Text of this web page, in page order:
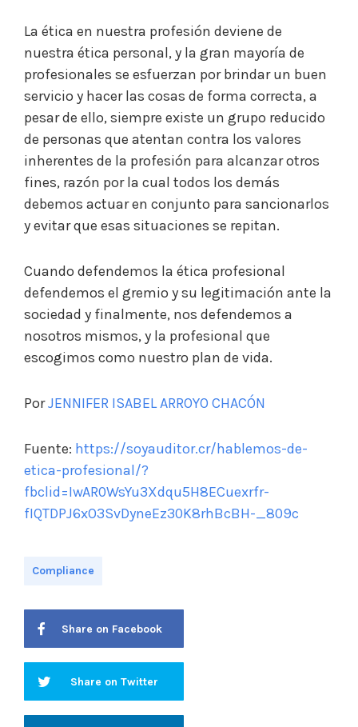
La ética en nuestra profesión deviene de
nuestra ética personal, y la gran mayoría de
profesionales se esfuerzan por brindar un buen
servicio y hacer las cosas de forma correcta, a
pesar de ello, siempre existe un grupo reducido
de personas que atentan contra los valores
inherentes de la profesión para alcanzar otros
fines, razón por la cual todos los demás
debemos actuar en conjunto para sancionarlos
y evitar que esas situaciones se repitan.
Cuando defendemos la ética profesional
defendemos el gremio y su legitimación ante la
sociedad y finalmente, nos defendemos a
nosotros mismos, y la profesional que
escogimos como nuestro plan de vida.
PorJENNIFER ISABEL ARROYO CHACÓN
Fuente: https://soyauditor.cr/hablemos-de-
etica-profesional/?
fbclid=IwAR0WsYu3Xdqu5H8ECuexrfr-
fIQTDPJ6xO3SvDyneEz30K8rhBcBH-_809c
Compliance
Share on Facebook
Share on Twitter